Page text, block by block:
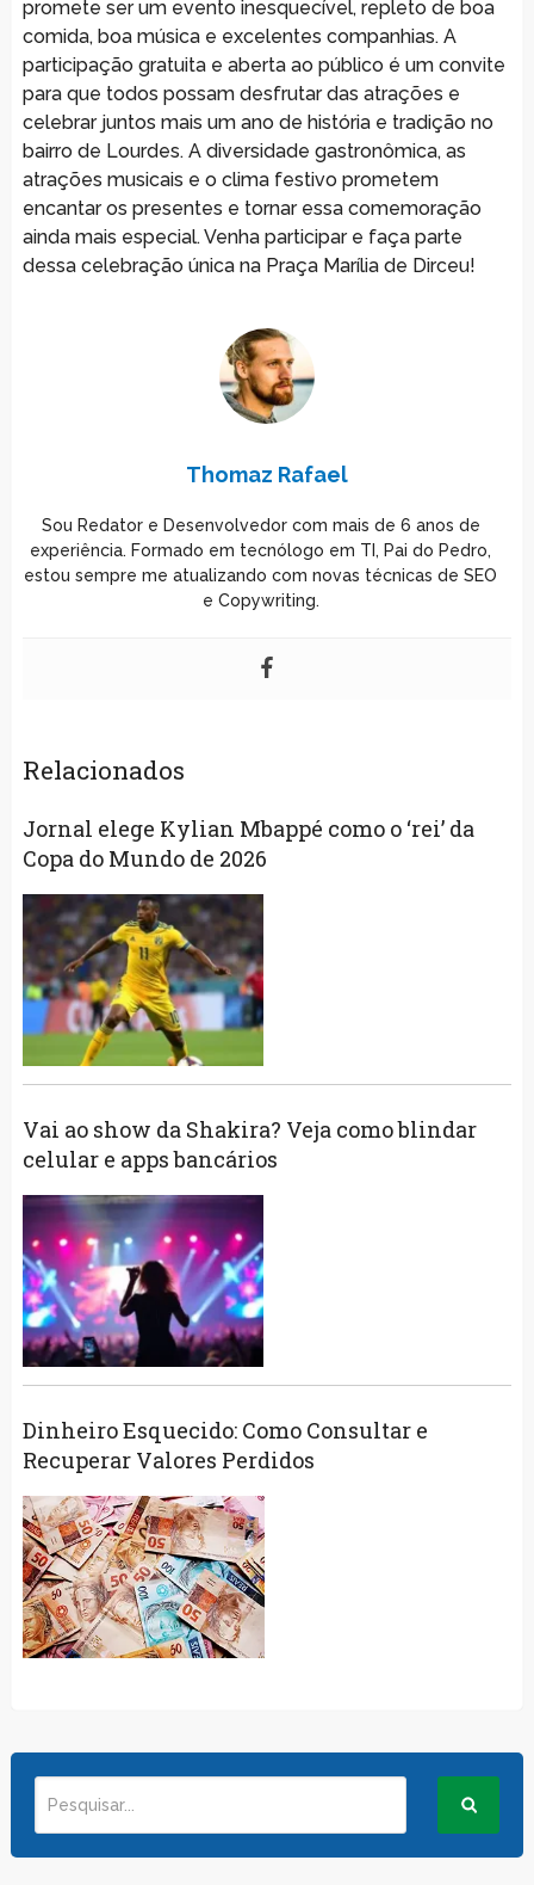
promete ser um evento inesquecível, repleto de boa
comida, boa música e excelentes companhias. A
participação gratuita e aberta ao público é um convite
para que todos possam desfrutar das atrações e
celebrar juntos mais um ano de história e tradição no
bairro de Lourdes. A diversidade gastronômica, as
atrações musicais e o clima festivo prometem
encantar os presentes e tornar essa comemoração
ainda mais especial. Venha participar e faça parte
dessa celebração única na Praça Marília de Dirceu!
Thomaz Rafael
Sou Redator e Desenvolvedor com mais de 6 anos de
experiência. Formado em tecnólogo em TI, Pai do Pedro,
estou sempre me atualizando com novas técnicas de SEO
e Copywriting.
Relacionados
Jornal elege Kylian Mbappé como o ‘rei’ da
Copa do Mundo de 2026
Vai ao show da Shakira? Veja como blindar
celular e apps bancários
Dinheiro Esquecido: Como Consultar e
Recuperar Valores Perdidos